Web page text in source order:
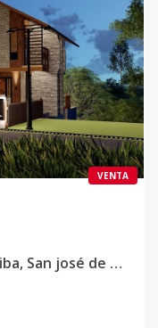
VENTA
Villas exclusivas en Rancho Arriba, San josé de Ocoa: Naturaleza y confort en un solo lugar